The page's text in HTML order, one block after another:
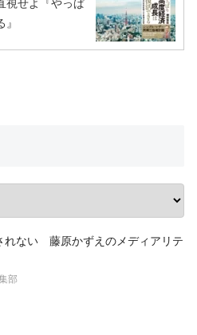
視せよ『やっぱ
れない 藤原かずえのメディアリテ
部